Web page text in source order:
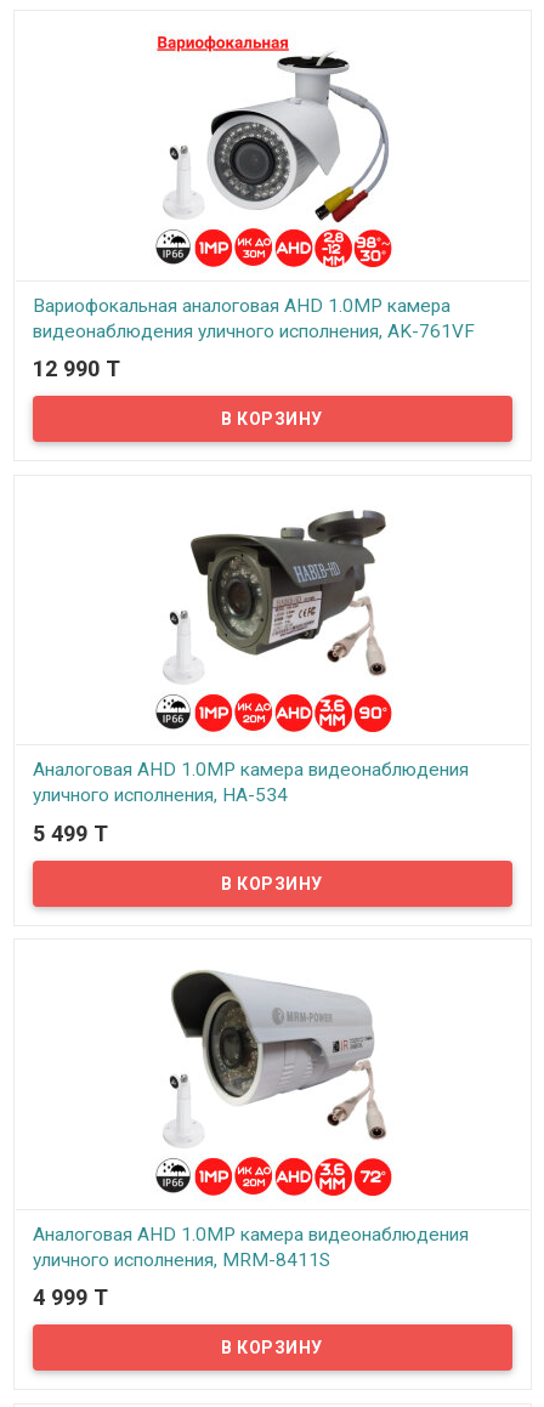
Вариофокальная аналоговая AHD 1.0MP камера
видеонаблюдения уличного исполнения, AK-761VF
В наличии
Предлагаем бюджетные вариофокальные аналоговые AHD 1Mpx
камеры видеонаблюдения уличного исполнения, модель AK-
761VF!
12 990 T
Аналоговая AHD 1.0MP камера видеонаблюдения
уличного исполнения, HA-534
В наличии
Предлагаем бюджетные аналоговые AHD 1Mpx камеры
видеонаблюдения уличного исполнения, модель HA-534!
5 499 T
Аналоговая AHD 1.0MP камера видеонаблюдения
уличного исполнения, MRM-8411S
В наличии
Предлагаем бюджетные аналоговые AHD 1Mpx камеры
видеонаблюдения уличного исполнения, модель MRM-8411S!
4 999 T